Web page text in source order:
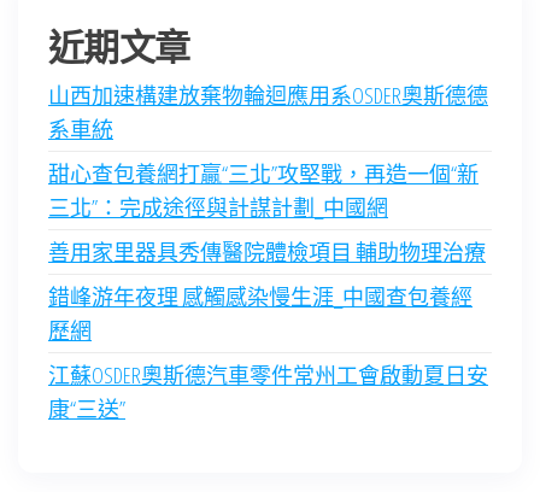
近期文章
山西加速構建放棄物輪迴應用系OSDER奧斯德德
系車統
甜心查包養網打贏“三北”攻堅戰，再造一個“新
三北”：完成途徑與計謀計劃_中國網
善用家里器具秀傳醫院體檢項目 輔助物理治療
錯峰游年夜理 感觸感染慢生涯_中國查包養經
歷網
江蘇OSDER奧斯德汽車零件常州工會啟動夏日安
康“三送”